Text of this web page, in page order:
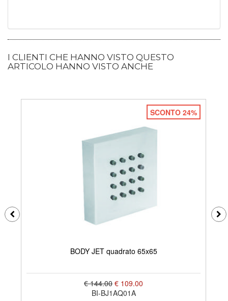
I CLIENTI CHE HANNO VISTO QUESTO
ARTICOLO HANNO VISTO ANCHE
SCONTO 24%
BODY JET quadrato 65x65
€ 144.00 € 109.00
BI-BJ1AQ01A